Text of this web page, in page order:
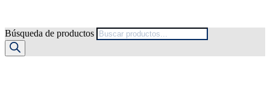
Búsqueda de productos